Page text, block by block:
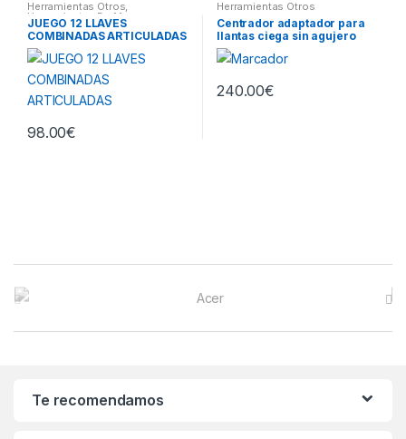
Herramientas Otros,
Herramientas De Mano
Herramientas De Mano
JUEGO 12 LLAVES
COMBINADAS ARTICULADAS
98.00€
Herramientas Otros
Centrador adaptador para
llantas ciega sin agujero
central
240.00€
Te recomendamos